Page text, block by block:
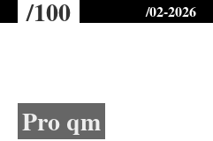
/100 /02-2026
Pro qm
Microtime für Seitenaufbau: 1.27824497223